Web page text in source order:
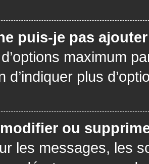
puis-je pas
maximum
d’indiquer plus
ou
les messages, les